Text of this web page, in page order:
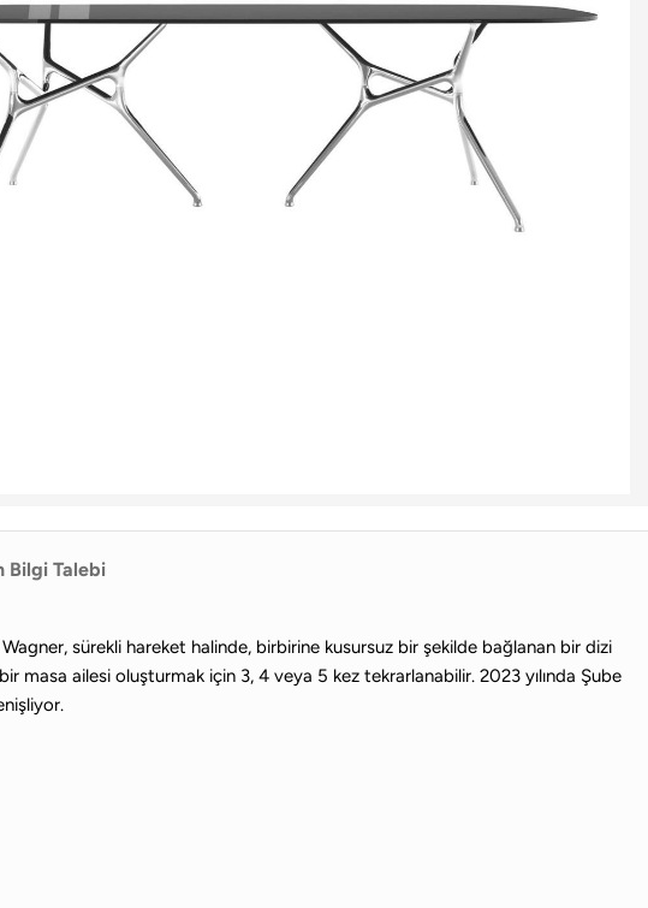
Bilgi Talebi
Wagner, sürekli hareket halinde, birbirine kusursuz bir şekilde bağlanan bir dizi
masa ailesi oluşturmak için 3, 4 veya 5 kez tekrarlanabilir. 2023 yılında Şube